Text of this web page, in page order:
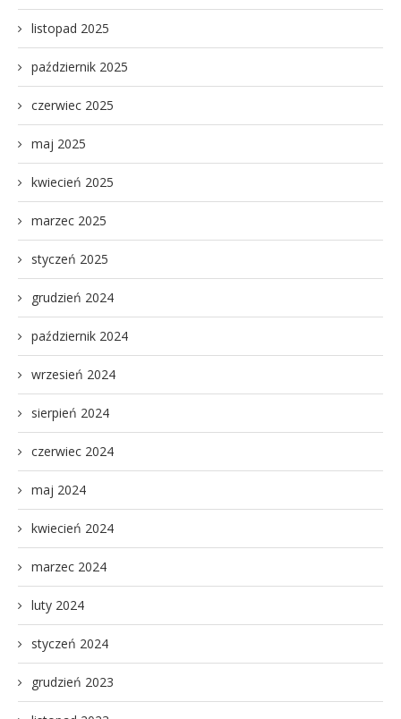
listopad 2025
październik 2025
czerwiec 2025
maj 2025
kwiecień 2025
marzec 2025
styczeń 2025
grudzień 2024
październik 2024
wrzesień 2024
sierpień 2024
czerwiec 2024
maj 2024
kwiecień 2024
marzec 2024
luty 2024
styczeń 2024
grudzień 2023